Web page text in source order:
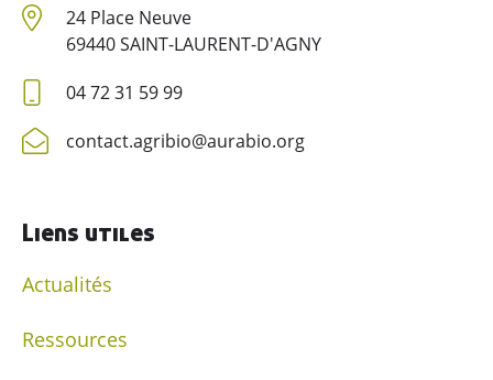
24 Place Neuve
69440 SAINT-LAURENT-D'AGNY
04 72 31 59 99
contact.agribio@aurabio.org
Liens utiles
Actualités
Ressources